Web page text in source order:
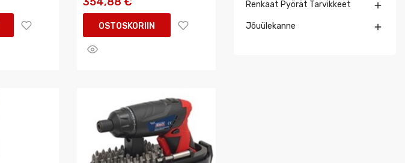
OSTOSKORIIN
Renkaat Pyörät Tarvikkeet 
Jõuülekanne 